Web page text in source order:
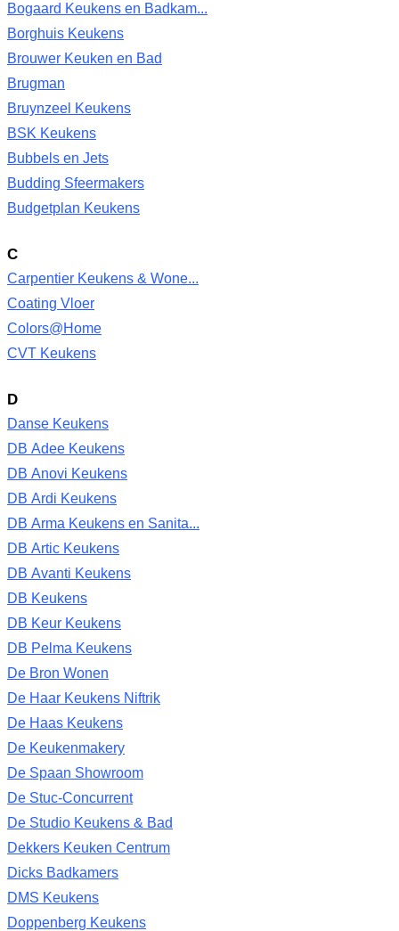
Bogaard Keukens en Badkam...
Borghuis Keukens
Brouwer Keuken en Bad
Brugman
Bruynzeel Keukens
BSK Keukens
Bubbels en Jets
Budding Sfeermakers
Budgetplan Keukens
C
Carpentier Keukens & Wone...
Coating Vloer
Colors@Home
CVT Keukens
D
Danse Keukens
DB Adee Keukens
DB Anovi Keukens
DB Ardi Keukens
DB Arma Keukens en Sanita...
DB Artic Keukens
DB Avanti Keukens
DB Keukens
DB Keur Keukens
DB Pelma Keukens
De Bron Wonen
De Haar Keukens Niftrik
De Haas Keukens
De Keukenmakery
De Spaan Showroom
De Stuc-Concurrent
De Studio Keukens & Bad
Dekkers Keuken Centrum
Dicks Badkamers
DMS Keukens
Doppenberg Keukens